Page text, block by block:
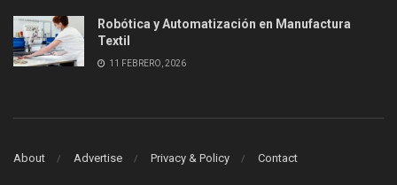
Robótica y Automatización en Manufactura
Textil
11 FEBRERO, 2026
About Advertise Privacy & Policy Contact